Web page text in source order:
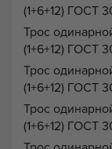
(1+6+12) ГОСТ
Трос
(1+6+12) ГОСТ
Трос
(1+6+12) ГОСТ
Трос
(1+6+12) ГОСТ